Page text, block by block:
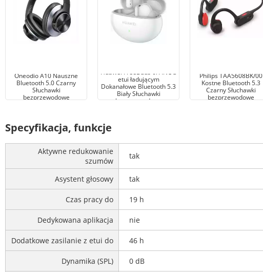
Oneodio A10 Nauszne
Bluetooth 5.0 Czarny
Słuchawki
bezprzewodowe
Huawei FreeBuds 6i ANC z
etui ładującym
Dokanałowe Bluetooth 5.3
Biały Słuchawki
bezprzewodowe
Philips TAA5608BK/00
Kostne Bluetooth 5.3
Czarny Słuchawki
bezprzewodowe
Specyfikacja, funkcje
Aktywne redukowanie
szumów
tak
Asystent głosowy tak
Czas pracy do 19 h
Dedykowana aplikacja nie
Dodatkowe zasilanie z etui do 46 h
Dynamika (SPL) 0 dB